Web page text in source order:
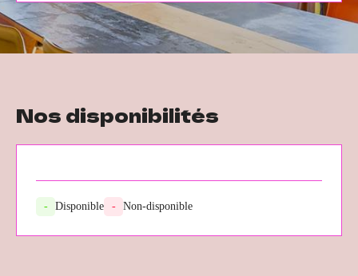
Nos disponibilités
- Disponible - Non-disponible